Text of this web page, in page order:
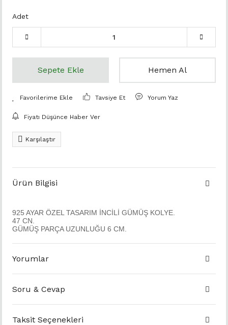
Adet
Sepete Ekle Hemen Al
Tavsiye Et Yorum Yaz
Fiyatı Düşünce Haber Ver
Karşılaştır
Ürün Bilgisi
925 AYAR ÖZEL TASARIM İNCİLİ GÜMÜŞ KOLYE.
47 CN.
GÜMÜŞ PARÇA UZUNLUĞU 6 CM.
Yorumlar
Soru & Cevap
Taksit Seçenekleri